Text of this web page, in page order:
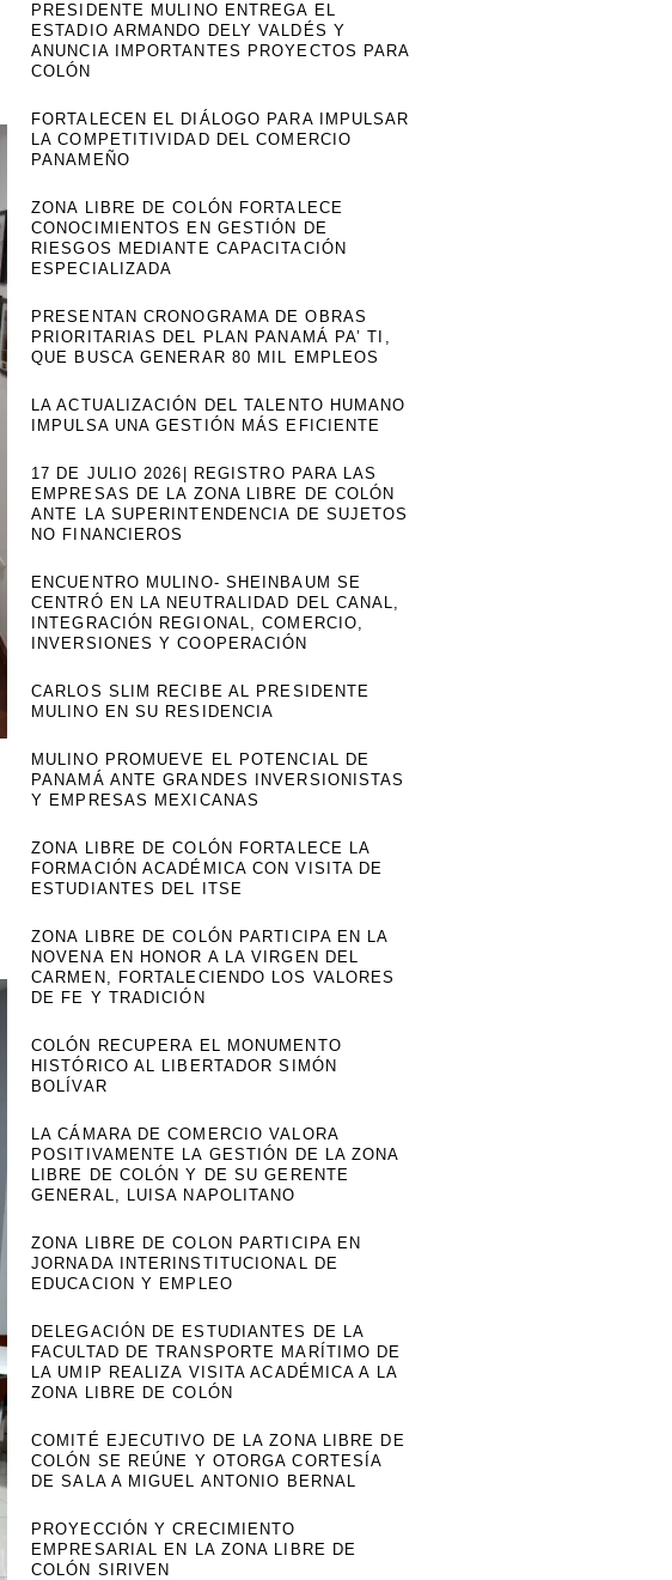
PRESIDENTE MULINO ENTREGA EL
ESTADIO ARMANDO DELY VALDÉS Y
ANUNCIA IMPORTANTES PROYECTOS PARA
COLÓN
FORTALECEN EL DIÁLOGO PARA IMPULSAR
LA COMPETITIVIDAD DEL COMERCIO
PANAMEÑO
ZONA LIBRE DE COLÓN FORTALECE
CONOCIMIENTOS EN GESTIÓN DE
RIESGOS MEDIANTE CAPACITACIÓN
ESPECIALIZADA
PRESENTAN CRONOGRAMA DE OBRAS
PRIORITARIAS DEL PLAN PANAMÁ PA’ TI,
QUE BUSCA GENERAR 80 MIL EMPLEOS
LA ACTUALIZACIÓN DEL TALENTO HUMANO
IMPULSA UNA GESTIÓN MÁS EFICIENTE
17 DE JULIO 2026| REGISTRO PARA LAS
EMPRESAS DE LA ZONA LIBRE DE COLÓN
ANTE LA SUPERINTENDENCIA DE SUJETOS
NO FINANCIEROS
ENCUENTRO MULINO- SHEINBAUM SE
CENTRÓ EN LA NEUTRALIDAD DEL CANAL,
INTEGRACIÓN REGIONAL, COMERCIO,
INVERSIONES Y COOPERACIÓN
CARLOS SLIM RECIBE AL PRESIDENTE
MULINO EN SU RESIDENCIA
MULINO PROMUEVE EL POTENCIAL DE
PANAMÁ ANTE GRANDES INVERSIONISTAS
Y EMPRESAS MEXICANAS
ZONA LIBRE DE COLÓN FORTALECE LA
FORMACIÓN ACADÉMICA CON VISITA DE
ESTUDIANTES DEL ITSE
ZONA LIBRE DE COLÓN PARTICIPA EN LA
NOVENA EN HONOR A LA VIRGEN DEL
CARMEN, FORTALECIENDO LOS VALORES
DE FE Y TRADICIÓN
COLÓN RECUPERA EL MONUMENTO
HISTÓRICO AL LIBERTADOR SIMÓN
BOLÍVAR
LA CÁMARA DE COMERCIO VALORA
POSITIVAMENTE LA GESTIÓN DE LA ZONA
LIBRE DE COLÓN Y DE SU GERENTE
GENERAL, LUISA NAPOLITANO
ZONA LIBRE DE COLON PARTICIPA EN
JORNADA INTERINSTITUCIONAL DE
EDUCACION Y EMPLEO
DELEGACIÓN DE ESTUDIANTES DE LA
FACULTAD DE TRANSPORTE MARÍTIMO DE
LA UMIP REALIZA VISITA ACADÉMICA A LA
ZONA LIBRE DE COLÓN
COMITÉ EJECUTIVO DE LA ZONA LIBRE DE
COLÓN SE REÚNE Y OTORGA CORTESÍA
DE SALA A MIGUEL ANTONIO BERNAL
PROYECCIÓN Y CRECIMIENTO
EMPRESARIAL EN LA ZONA LIBRE DE
COLÓN SIRIVEN